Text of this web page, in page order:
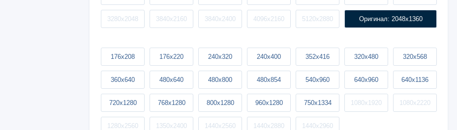
3280x2048 3840x2160 3840x2400 4096x2160 5120x2880 Оригинал: 2048x1360
176x208 176x220 240x320 240x400 352x416 320x480 320x568
360x640 480x640 480x800 480x854 540x960 640x960 640x1136
720x1280 768x1280 800x1280 960x1280 750x1334 1080x1920 1080x2220
1280x2560 1350x2400 1440x2560 1440x2880 1440x2960